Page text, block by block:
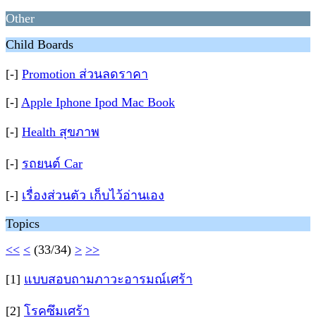
Other
Child Boards
[-] Promotion ส่วนลดราคา
[-] Apple Iphone Ipod Mac Book
[-] Health สุขภาพ
[-] รถยนต์ Car
[-] เรื่องส่วนตัว เก็บไว้อ่านเอง
Topics
<< < (33/34) > >>
[1] แบบสอบถามภาวะอารมณ์เศร้า
[2] โรคซึมเศร้า